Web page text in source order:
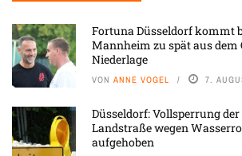
Fortuna Düsseldorf kommt
Mannheim zu spät aus dem
Niederlage
VON ANNE VOGEL 7.
Düsseldorf: Vollsperrung
Landstraße wegen
aufgehoben